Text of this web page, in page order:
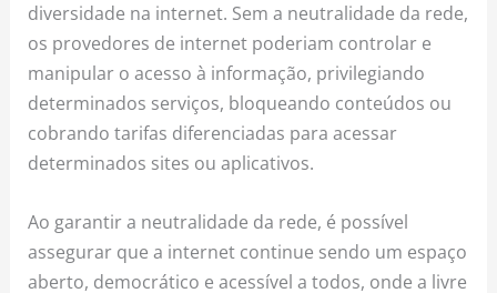
diversidade na internet. Sem a neutralidade da rede,
os provedores de internet poderiam controlar e
manipular o acesso à informação, privilegiando
determinados serviços, bloqueando conteúdos ou
cobrando tarifas diferenciadas para acessar
determinados sites ou aplicativos.
Ao garantir a neutralidade da rede, é possível
assegurar que a internet continue sendo um espaço
aberto, democrático e acessível a todos, onde a livre